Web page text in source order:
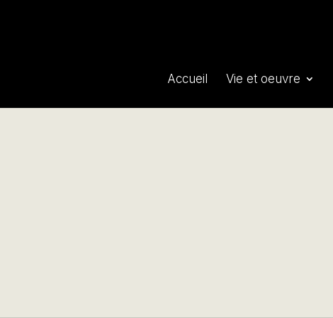
Accueil Vie et oeuvre